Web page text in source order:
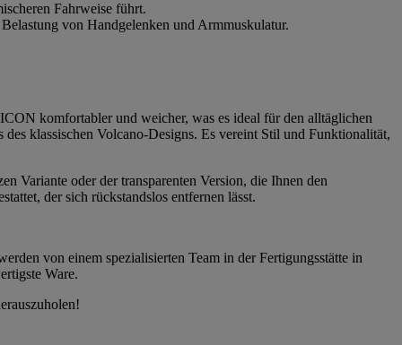
Fahrweise führt.
von Handgelenken und Armmuskulatur.
komfortabler und weicher, was es ideal für den alltäglichen
klassischen Volcano-Designs. Es vereint Stil und Funktionalität,
Variante oder der transparenten Version, die Ihnen den
der sich rückstandslos entfernen lässt.
von einem spezialisierten Team in der Fertigungsstätte in
Ware.